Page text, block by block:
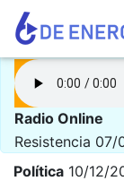
Radio Online
Resistencia
Política 10/12/